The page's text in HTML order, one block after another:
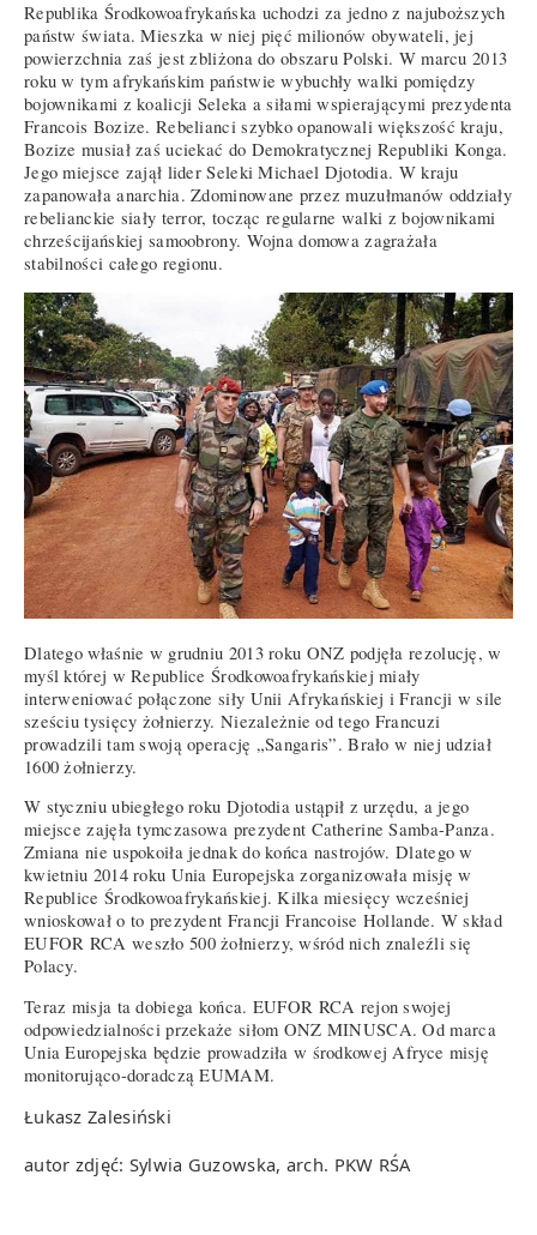
Republika Środkowoafrykańska uchodzi za jedno z najuboższych
państw świata. Mieszka w niej pięć milionów obywateli, jej
powierzchnia zaś jest zbliżona do obszaru Polski. W marcu 2013
roku w tym afrykańskim państwie wybuchły walki pomiędzy
bojownikami z koalicji Seleka a siłami wspierającymi prezydenta
Francois Bozize. Rebelianci szybko opanowali większość kraju,
Bozize musiał zaś uciekać do Demokratycznej Republiki Konga.
Jego miejsce zajął lider Seleki Michael Djotodia. W kraju
zapanowała anarchia. Zdominowane przez muzułmanów oddziały
rebelianckie siały terror, tocząc regularne walki z bojownikami
chrześcijańskiej samoobrony. Wojna domowa zagrażała
stabilności całego regionu.
Dlatego właśnie w grudniu 2013 roku ONZ podjęła rezolucję, w
myśl której w Republice Środkowoafrykańskiej miały
interweniować połączone siły Unii Afrykańskiej i Francji w sile
sześciu tysięcy żołnierzy. Niezależnie od tego Francuzi
prowadzili tam swoją operację „Sangaris”. Brało w niej udział
1600 żołnierzy.
W styczniu ubiegłego roku Djotodia ustąpił z urzędu, a jego
miejsce zajęła tymczasowa prezydent Catherine Samba-Panza.
Zmiana nie uspokoiła jednak do końca nastrojów. Dlatego w
kwietniu 2014 roku Unia Europejska zorganizowała misję w
Republice Środkowoafrykańskiej. Kilka miesięcy wcześniej
wnioskował o to prezydent Francji Francoise Hollande. W skład
EUFOR RCA weszło 500 żołnierzy, wśród nich znaleźli się
Polacy.
Teraz misja ta dobiega końca. EUFOR RCA rejon swojej
odpowiedzialności przekaże siłom ONZ MINUSCA. Od marca
Unia Europejska będzie prowadziła w środkowej Afryce misję
monitorująco-doradczą EUMAM.
Łukasz Zalesiński
autor zdjęć: Sylwia Guzowska, arch. PKW RŚA